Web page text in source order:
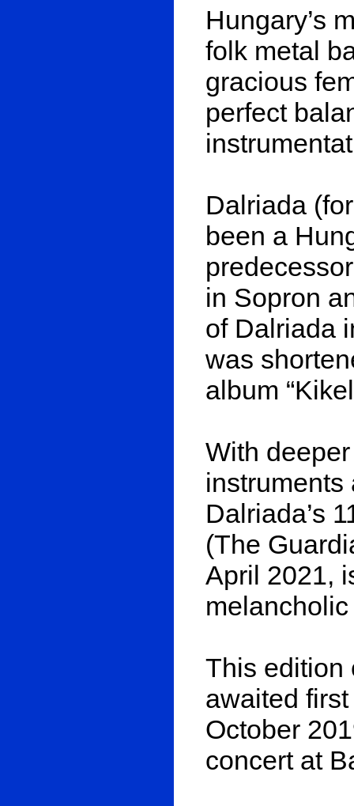
Hungary’s
folk metal
gracious
perfect
Dalriada
been a
in Sopron
of Dalriada
was
album
With
instruments
Dalriada’s
(The
April 2021,
This edition
awaited
October
concert at